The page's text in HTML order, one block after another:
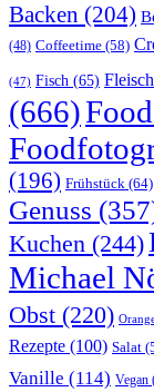
Backen (204)
(48) Coffeetime (58)
(47) Fisch (65) Fleisch
(666)
(196) Frühstück (64)
Genuss
Kuchen (244)
Michael
Obst (220)
Rezepte (100) Salat
Vanille (114) Vegan